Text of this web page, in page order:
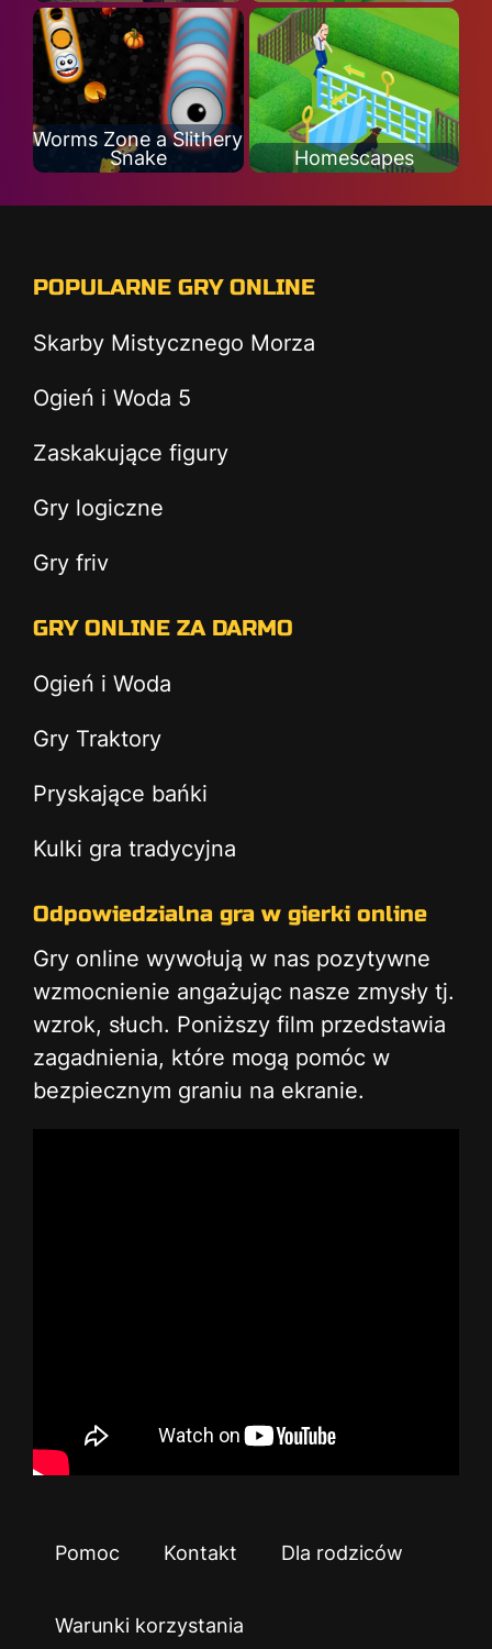
Worms Zone a Slithery
Snake
Homescapes
POPULARNE GRY ONLINE
Skarby Mistycznego Morza
Ogień i Woda 5
Zaskakujące figury
Gry logiczne
Gry friv
GRY ONLINE ZA DARMO
Ogień i Woda
Gry Traktory
Pryskające bańki
Kulki gra tradycyjna
Odpowiedzialna gra w gierki online
Gry online wywołują w nas pozytywne
wzmocnienie angażując nasze zmysły tj.
wzrok, słuch. Poniższy film przedstawia
zagadnienia, które mogą pomóc w
bezpiecznym graniu na ekranie.
Pomoc Kontakt Dla rodziców
Warunki korzystania